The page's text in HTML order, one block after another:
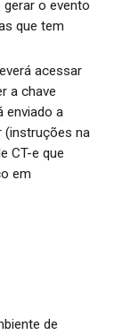
o evento
que tem
acessar
a chave
enviado a
(instruções na
CT-e que
em
de